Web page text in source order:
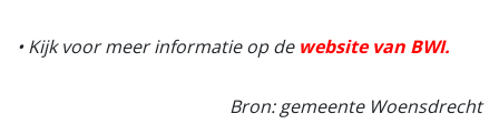
• Kijk voor meer informatie op de website van BWI.
Bron: gemeente Woensdrecht